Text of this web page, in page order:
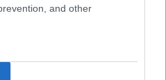
and other